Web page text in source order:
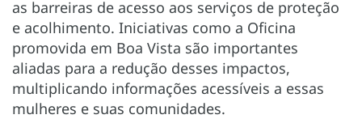
as barreiras de acesso aos serviços de proteção
e acolhimento. Iniciativas como a Oficina
promovida em Boa Vista são importantes
aliadas para a redução desses impactos,
multiplicando informações acessíveis a essas
mulheres e suas comunidades.